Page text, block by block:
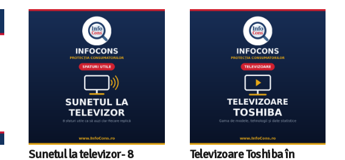
Sunetul la televizor- 8
Televizoare Toshiba în